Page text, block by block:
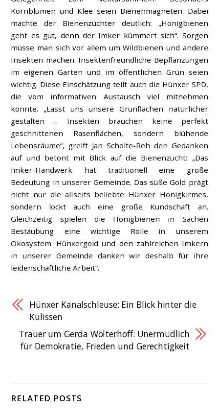
Kornblumen und Klee seien Bienenmagneten. Dabei
machte der Bienenzüchter deutlich: „Honigbienen
geht es gut, denn der Imker kümmert sich“. Sorgen
müsse man sich vor allem um Wildbienen und andere
Insekten machen. Insektenfreundliche Bepflanzungen
im eigenen Garten und im öffentlichen Grün seien
wichtig. Diese Einschätzung teilt auch die Hünxer SPD,
die vom informativen Austausch viel mitnehmen
konnte. „Lasst uns unsere Grünflächen natürlicher
gestalten – Insekten brauchen keine perfekt
geschnittenen Rasenflächen, sondern blühende
Lebensräume“, greift Jan Scholte-Reh den Gedanken
auf und betont mit Blick auf die Bienenzucht: „Das
Imker-Handwerk hat traditionell eine große
Bedeutung in unserer Gemeinde. Das süße Gold prägt
nicht nur die allseits beliebte Hünxer Honigkirmes,
sondern lockt auch eine große Kundschaft an.
Gleichzeitig spielen die Honigbienen in Sachen
Bestäubung eine wichtige Rolle in unserem
Ökosystem. Hünxergold und den zahlreichen Imkern
in unserer Gemeinde danken wir deshalb für ihre
leidenschaftliche Arbeit“.
Hünxer Kanalschleuse: Ein Blick hinter die
Kulissen
Trauer um Gerda Wolterhoff: Unermüdlich
für Demokratie, Frieden und Gerechtigkeit
RELATED POSTS